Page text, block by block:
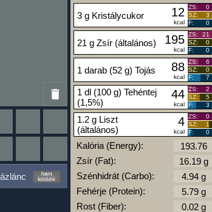
Ha ma már nem eszel/sportolsz többet,
kattints a kiértékelésre!
A Kalória Szimulátor Prémium funkció.
3 g Kristálycukor 12
kcal
ZS:
0
SZ:
3
F:
0
21 g Zsír (általános) 195
kcal
ZS:
21
SZ:
0
F:
0
1 darab (52 g) Tojás 88
kcal
ZS:
6
SZ:
0
F:
7
1 dl (100 g) Tehéntej
(1,5%)
44
kcal
ZS:
2
SZ:
5
F:
3
1.2 g Liszt
(általános)
4
kcal
ZS:
0
SZ:
1
F:
0
Kalória (Energy):
Zsír (Fat):
Szénhidrát (Carbo):
Fehérje (Protein):
Rost (Fiber):